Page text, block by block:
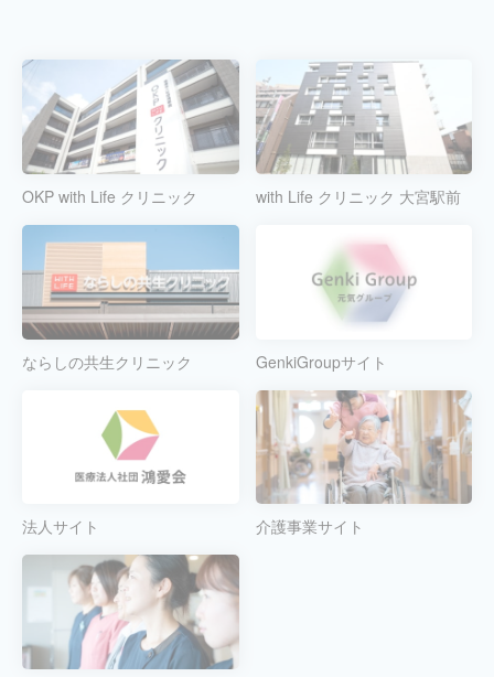
OKP with Life クリニック with Life クリニック 大宮駅前
ならしの共生クリニック GenkiGroupサイト
法人サイト 介護事業サイト